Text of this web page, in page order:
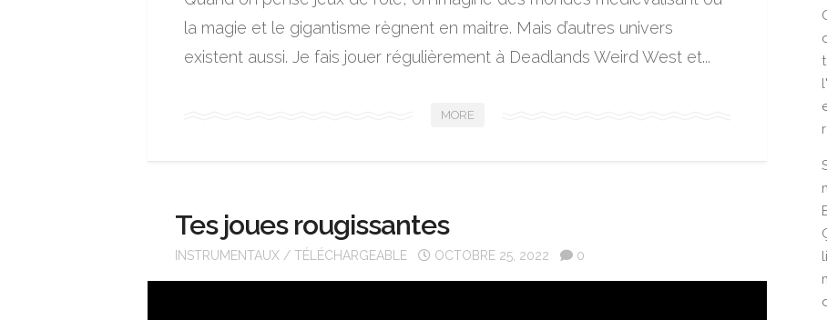
la magie et le gigantisme règnent en maitre. Mais d’autres univers
existent aussi. Je fais jouer régulièrement à Deadlands Weird West et...
MORE
Tes joues rougissantes
INSTRUMENTAUX / TÉLÉCHARGEABLE OCTOBRE 25, 2022 0